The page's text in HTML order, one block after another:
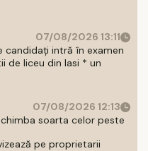
07/08/2026 13:11
candidați intră în examen
de liceu din Iasi * un
07/08/2026 12:13
soarta celor peste
pe proprietarii